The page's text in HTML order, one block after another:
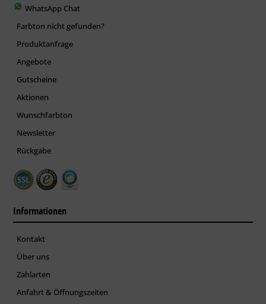
WhatsApp Chat
Farbton nicht gefunden?
Produktanfrage
Angebote
Gutscheine
Aktionen
Wunschfarbton
Newsletter
Rückgabe
Informationen
Kontakt
Über uns
Zahlarten
Anfahrt & Öffnungszeiten